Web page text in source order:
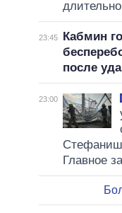
23:45
Кабмин
после
23:00
Главное